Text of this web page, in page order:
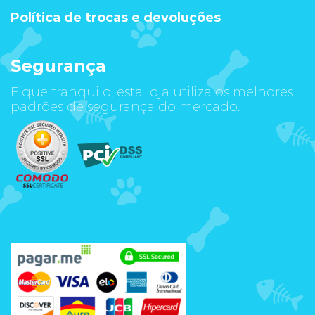
Política de trocas e devoluções
Segurança
Fique tranquilo, esta loja utiliza os melhores
padrões de segurança do mercado.